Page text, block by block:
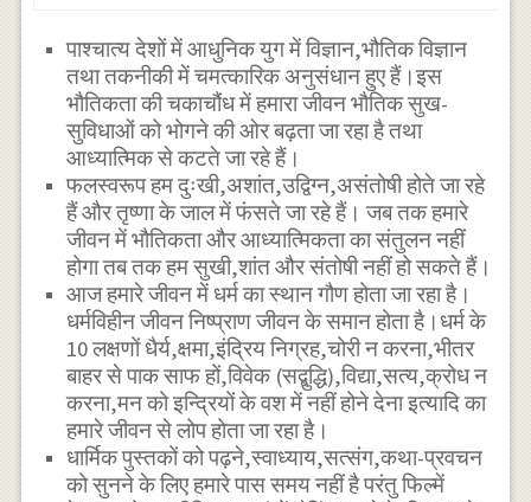
पाश्चात्य देशों में आधुनिक युग में विज्ञान,भौतिक विज्ञान
तथा तकनीकी में चमत्कारिक अनुसंधान हुए हैं।इस
भौतिकता की चकाचौंध में हमारा जीवन भौतिक सुख-
सुविधाओं को भोगने की ओर बढ़ता जा रहा है तथा
आध्यात्मिक से कटते जा रहे हैं।
फलस्वरूप हम दुःखी,अशांत,उद्विग्न,असंतोषी होते जा रहे
हैं और तृष्णा के जाल में फंसते जा रहे हैं। जब तक हमारे
जीवन में भौतिकता और आध्यात्मिकता का संतुलन नहीं
होगा तब तक हम सुखी,शांत और संतोषी नहीं हो सकते हैं।
आज हमारे जीवन में धर्म का स्थान गौण होता जा रहा है।
धर्मविहीन जीवन निष्प्राण जीवन के समान होता है।धर्म के
10 लक्षणों धैर्य,क्षमा,इंद्रिय निग्रह,चोरी न करना,भीतर
बाहर से पाक साफ हों,विवेक (सद्बुद्धि),विद्या,सत्य,क्रोध न
करना,मन को इन्द्रियों के वश में नहीं होने देना इत्यादि का
हमारे जीवन से लोप होता जा रहा है।
धार्मिक पुस्तकों को पढ़ने,स्वाध्याय,सत्संग,कथा-प्रवचन
को सुनने के लिए हमारे पास समय नहीं है परंतु फिल्में